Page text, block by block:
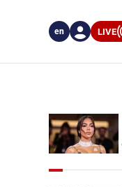
LIVE
en